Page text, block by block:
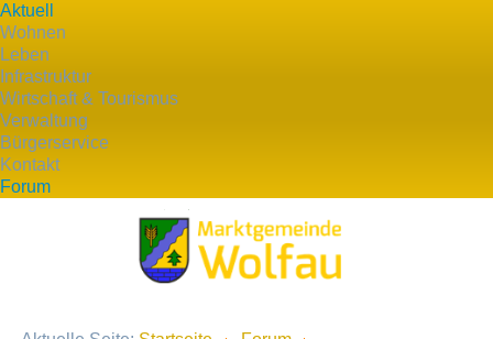
Aktuell
Wohnen
Leben
Infrastruktur
Wirtschaft & Tourismus
Verwaltung
Bürgerservice
Kontakt
Forum